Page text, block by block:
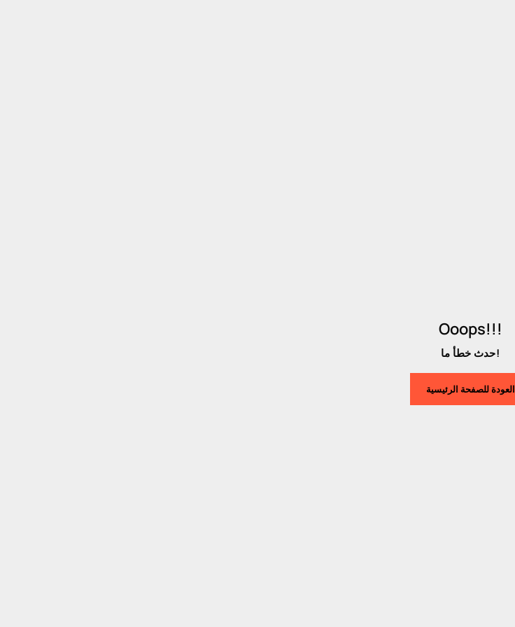
Ooops!!!
حدث خطأ ما!
العودة للصفحة الرئيسية